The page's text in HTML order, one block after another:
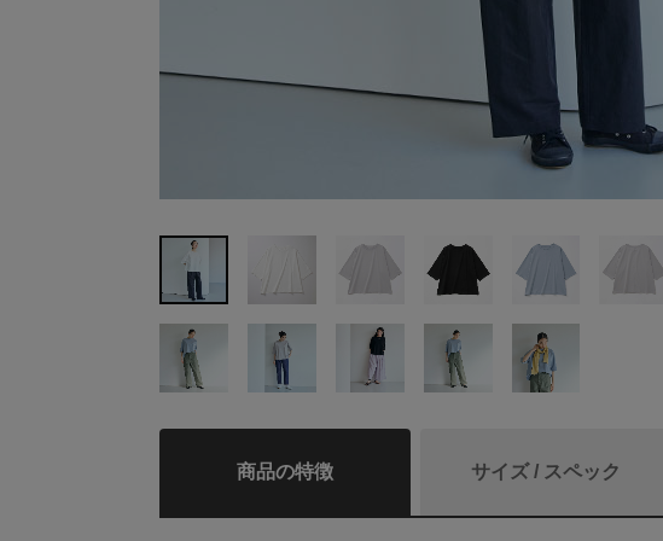
商品の特徴 サイズ / スペック